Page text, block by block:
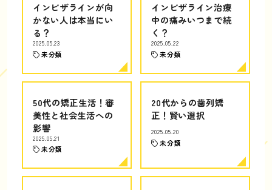
インビザラインが向
かない人は本当にい
る？
2025.05.23
未分類
インビザライン治療
中の痛みいつまで続
く？
2025.05.22
未分類
50代の矯正生活！審
美性と社会生活への
影響
2025.05.21
未分類
20代からの歯列矯
正！賢い選択
2025.05.20
未分類